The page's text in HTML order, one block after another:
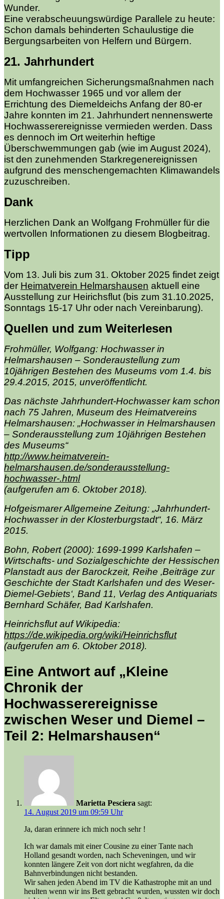
Wunder.
Eine verabscheuungswürdige Parallele zu heute:
Schon damals behinderten Schaulustige die
Bergungsarbeiten von Helfern und Bürgern.
21. Jahrhundert
Mit umfangreichen Sicherungsmaßnahmen nach
dem Hochwasser 1965 und vor allem der
Errichtung des Diemeldeichs Anfang der 80-er
Jahre konnten im 21. Jahrhundert nennenswerte
Hochwasserereignisse vermieden werden. Dass
es dennoch im Ort weiterhin heftige
Überschwemmungen gab (wie im August 2024),
ist den zunehmenden Starkregenereignissen
aufgrund des menschengemachten Klimawandels
zuzuschreiben.
Dank
Herzlichen Dank an Wolfgang Frohmüller für die
wertvollen Informationen zu diesem Blogbeitrag.
Tipp
Vom 13. Juli bis zum 31. Oktober 2025 findet zeigt
der Heimatverein Helmarshausen aktuell eine
Ausstellung zur Heirichsflut (bis zum 31.10.2025,
Sonntags 15-17 Uhr oder nach Vereinbarung).
Quellen und zum Weiterlesen
Frohmüller, Wolfgang: Hochwasser in
Helmarshausen – Sonderaustellung zum
10jährigen Bestehen des Museums vom 1.4. bis
29.4.2015, 2015, unveröffentlicht.
Das nächste Jahrhundert-Hochwasser kam schon
nach 75 Jahren, Museum des Heimatvereins
Helmarshausen: „Hochwasser in Helmarshausen
– Sonderausstellung zum 10jährigen Bestehen
des Museums“
http://www.heimatverein-
helmarshausen.de/sonderausstellung-
hochwasser-.html
(aufgerufen am 6. Oktober 2018).
Hofgeismarer Allgemeine Zeitung: „Jahrhundert-
Hochwasser in der Klosterburgstadt“, 16. März
2015.
Bohn, Robert (2000): 1699-1999 Karlshafen –
Wirtschafts- und Sozialgeschichte der Hessischen
Planstadt aus der Barockzeit, Reihe ‚Beiträge zur
Geschichte der Stadt Karlshafen und des Weser-
Diemel-Gebiets‘, Band 11, Verlag des Antiquariats
Bernhard Schäfer, Bad Karlshafen.
Heinrichsflut auf Wikipedia:
https://de.wikipedia.org/wiki/Heinrichsflut
(aufgerufen am 6. Oktober 2018).
Eine Antwort auf „Kleine
Chronik der
Hochwasserereignisse
zwischen Weser und Diemel –
Teil 2: Helmarshausen“
Marietta Pesciera sagt:
14. August 2019 um 09:59 Uhr
Ja, daran erinnere ich mich noch sehr !
Ich war damals mit einer Cousine zu einer Tante nach
Holland gesandt worden, nach Scheveningen, und wir
konnten längere Zeit von dort nicht wegfahren, da die
Bahnverbindungen nicht bestanden.
Wir sahen jeden Abend im TV die Kathastrophe mit an und
heulten wenn wir ins Bett gebracht wurden, wussten wir doch